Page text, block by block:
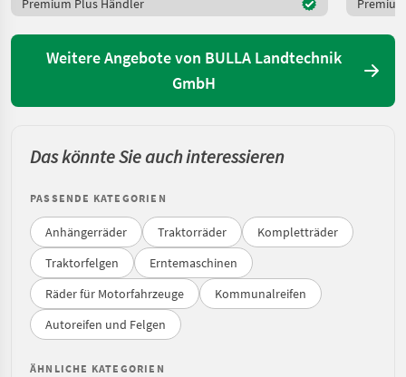
Premium Plus Händler
Weitere Angebote von BULLA Landtechnik
GmbH
Das könnte Sie auch interessieren
PASSENDE KATEGORIEN
Anhängerräder Traktorräder
Kompletträder
Traktorfelgen
Erntemaschinen
Räder für Motorfahrzeuge
Kommunalreifen
Autoreifen und Felgen
ÄHNLICHE KATEGORIEN